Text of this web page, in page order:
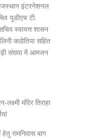
इंटरनेशनल
यूडीएच टी.
स्वायत्त शासन
कठोतिया सहित
संख्या में आमजन
मंदिर तिराहा
रामनिवास बाग